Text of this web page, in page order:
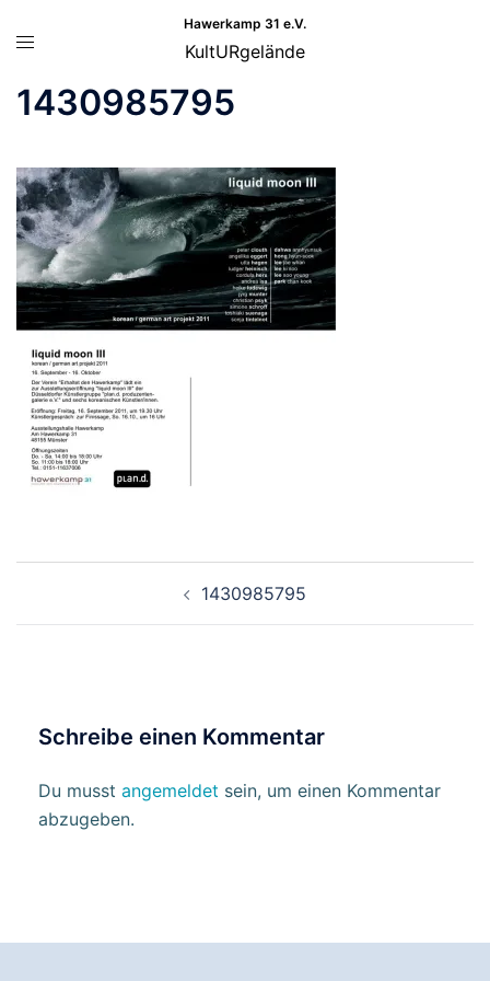
InhaltMenü
Hawerkamp 31 e.V.
KultURgelände
1430985795
1430985795
Schreibe einen Kommentar
Du musst angemeldet sein, um einen Kommentar
abzugeben.